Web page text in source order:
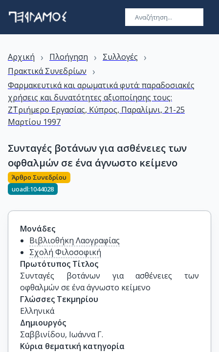
Αρχική › Πλοήγηση › Συλλογές ›
Πρακτικά Συνεδρίων ›
Φαρμακευτικά και αρωματικά φυτά: παραδοσιακές
χρήσεις και δυνατότητες αξιοποίησης τους:
Ζ΄Τριήμερο Εργασίας, Κύπρος, Παραλίμνι, 21-25
Μαρτίου 1997
Συνταγές βοτάνων για ασθένειες των
οφθαλμών σε ένα άγνωστο κείμενο
Άρθρο Συνεδρίου
uoadl:1044028
Μονάδες
Βιβλιοθήκη Λαογραφίας
Σχολή Φιλοσοφική
Πρωτότυπος Τίτλος
Συνταγές βοτάνων για ασθένειες των
οφθαλμών σε ένα άγνωστο κείμενο
Γλώσσες Τεκμηρίου
Ελληνικά
Δημιουργός
Σαββινίδου, Ιωάννα Γ.
Κύρια θεματική κατηγορία